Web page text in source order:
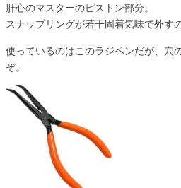
肝心のマスターのピストン部分。
スナップリングが若干固着気味で外す
使っているのはこのラジペンだが、穴
ぞ。